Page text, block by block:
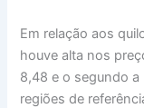
Em relação aos
houve alta nos
8,48 e o segundo
regiões de